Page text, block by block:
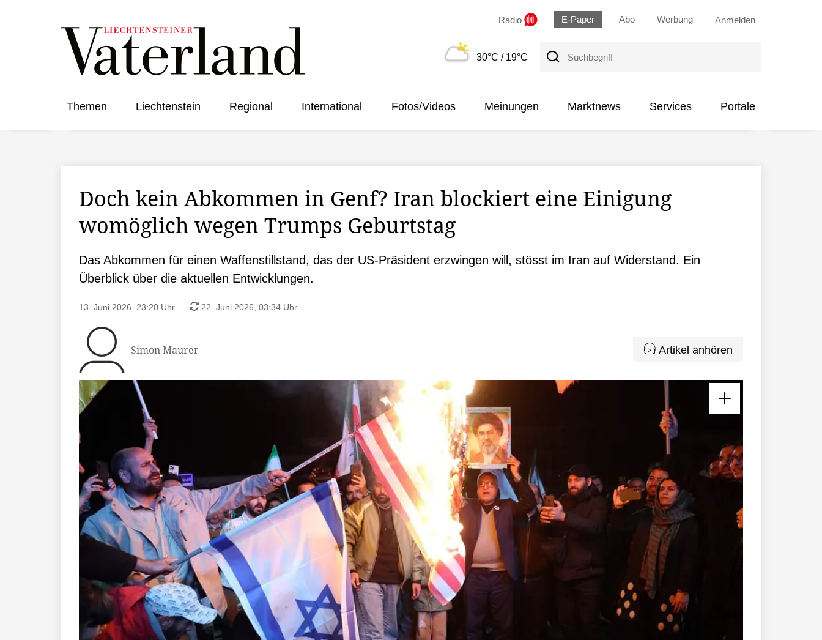
Radio E-Paper Abo Werbung Anmelden
30°C / 19°C
Suchbegriff
Themen Liechtenstein Regional International Fotos/Videos Meinungen Marktnews Services Portale
Doch kein Abkommen in Genf? Iran blockiert eine Einigung
womöglich wegen Trumps Geburtstag
Das Abkommen für einen Waffenstillstand, das der US-Präsident erzwingen will, stösst im Iran auf Widerstand. Ein
Überblick über die aktuellen Entwicklungen.
13. Juni 2026, 23:20 Uhr 22. Juni 2026, 03:34 Uhr
Simon Maurer Artikel anhören